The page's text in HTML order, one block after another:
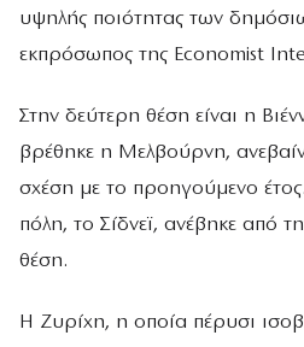
υψηλής ποιότητας των
εκπρόσωπος της Economist
Στην δεύτερη θέση είναι η
βρέθηκε η Μελβούρνη,
σχέση με το προηγούμενο
πόλη, το Σίδνεϊ, ανέβηκε από
θέση.
Η Ζυρίχη, η οποία πέρυσι